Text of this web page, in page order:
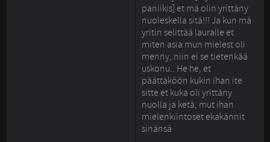
paniikis] et mä olin yrittäny
nuoleskella sitä!!! Ja kun mä
yritin selittää lauralle et
miten asia mun mielest oli
menny, niin ei se tietenkää
uskonu.. He he, et
päättäköön kukin ihan ite
sitte et kuka oli yrittäny
nuolla ja ketä, mut ihan
mielenkiintoset ekakännit
sinänsä